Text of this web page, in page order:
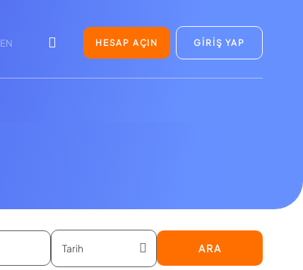
EN HESAP AÇIN GİRİŞ YAP
ARA